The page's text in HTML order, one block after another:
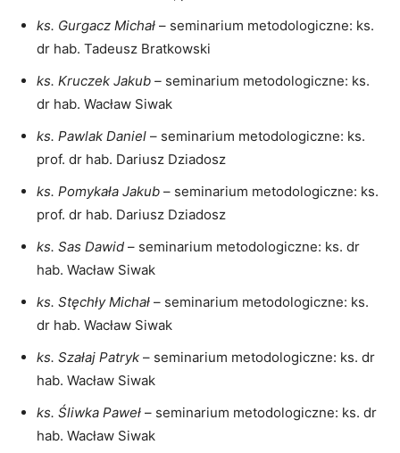
ks. Gurgacz Michał – seminarium metodologiczne: ks.
dr hab. Tadeusz Bratkowski
ks. Kruczek Jakub – seminarium metodologiczne: ks.
dr hab. Wacław Siwak
ks. Pawlak Daniel – seminarium metodologiczne: ks.
prof. dr hab. Dariusz Dziadosz
ks. Pomykała Jakub – seminarium metodologiczne: ks.
prof. dr hab. Dariusz Dziadosz
ks. Sas Dawid – seminarium metodologiczne: ks. dr
hab. Wacław Siwak
ks. Stęchły Michał – seminarium metodologiczne: ks.
dr hab. Wacław Siwak
ks. Szałaj Patryk – seminarium metodologiczne: ks. dr
hab. Wacław Siwak
ks. Śliwka Paweł – seminarium metodologiczne: ks. dr
hab. Wacław Siwak